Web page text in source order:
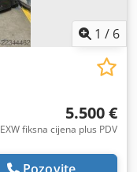
1 / 6
5.500 €
EXW fiksna cijena plus PDV